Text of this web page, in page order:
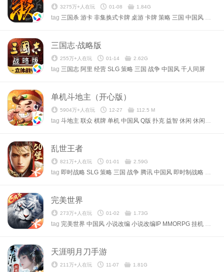
3275万+人在玩 01-08 1.84G
tag 三国杀 游卡 非集换式卡牌 桌游 卡牌 策略 三国 中国风 网游
三国志·战略版
255万+人在玩 01-14 2.62G
tag 三国志 阿里 经营 SLG 策略 三国 战争 中国风 千人同屏
单机斗地主（开心版）
5904万+人在玩 12-27 112.5 M
tag 斗地主 联众 棋牌 单机 中国风 Q版 扑克 益智 休闲 休闲时间
乱世王者
821万+人在玩 01-01 2.59G
tag 即时战略 SLG 策略 三国 战争 腾讯 中国风 即时制战略 军事
完美世界
273万+人在玩 01-02 1.73G
tag 完美世界 中国风 小说改编 小说改编IP MMORPG 挂机 角色
天涯明月刀手游
211万+人在玩 11-07 1.81G